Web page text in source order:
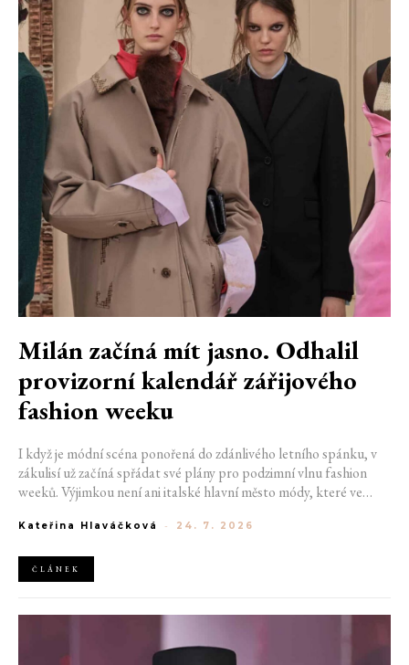
Milán začíná mít jasno. Odhalil
provizorní kalendář zářijového
fashion weeku
I když je módní scéna ponořená do zdánlivého letního spánku, v
zákulisí už začíná spřádat své plány pro podzimní vlnu fashion
weeků. Výjimkou není ani italské hlavní město módy, které ve
22. do 28. září přivítá tradiční jména, pozornost však zaměří
Moschino.
Kateřina Hlaváčková - 24. 7. 2026
ČLÁNEK